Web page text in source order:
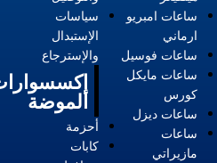
سياسات
الإستبدال
والإسترجاع
الموضة
أحزمة
كابات
ساعات امبريو
ارماني
ساعات فوسيل
ساعات مايكل
كورس
ساعات ديزل
ساعات
مازيراتي